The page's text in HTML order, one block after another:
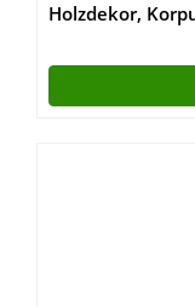
Holzdekor,